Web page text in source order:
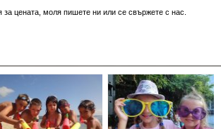
цената, моля пишете ни или се свържете с нас.